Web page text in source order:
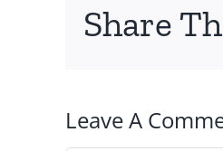
Share
Leave A